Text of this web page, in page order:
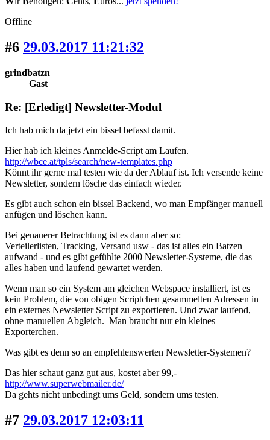
Offline
#6 29.03.2017 11:21:32
grindbatzn
Gast
Re: [Erledigt] Newsletter-Modul
Ich hab mich da jetzt ein bissel befasst damit.
Hier hab ich kleines Anmelde-Script am Laufen.
http://wbce.at/tpls/search/new-templates.php
Könnt ihr gerne mal testen wie da der Ablauf ist. Ich versende keine
Newsletter, sondern lösche das einfach wieder.
Es gibt auch schon ein bissel Backend, wo man Empfänger manuell
anfügen und löschen kann.
Bei genauerer Betrachtung ist es dann aber so:
Verteilerlisten, Tracking, Versand usw - das ist alles ein Batzen
aufwand - und es gibt gefühlte 2000 Newsletter-Systeme, die das
alles haben und laufend gewartet werden.
Wenn man so ein System am gleichen Webspace installiert, ist es
kein Problem, die von obigen Scriptchen gesammelten Adressen in
ein externes Newsletter Script zu exportieren. Und zwar laufend,
ohne manuellen Abgleich. Man braucht nur ein kleines
Exporterchen.
Was gibt es denn so an empfehlenswerten Newsletter-Systemen?
Das hier schaut ganz gut aus, kostet aber 99,-
http://www.superwebmailer.de/
Da gehts nicht unbedingt ums Geld, sondern ums testen.
#7 29.03.2017 12:03:11